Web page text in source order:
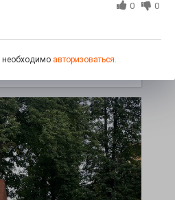
по городу
0
этой неделе электростальцев
0 0
необходимо авторизоваться.